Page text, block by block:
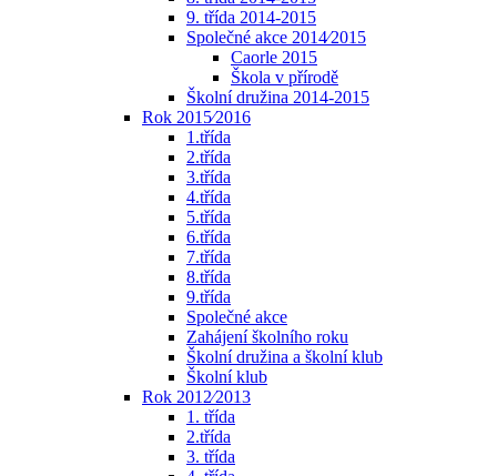
9. třída 2014-2015
Společné akce 2014⁄2015
Caorle 2015
Škola v přírodě
Školní družina 2014-2015
Rok 2015⁄2016
1.třída
2.třída
3.třída
4.třída
5.třída
6.třída
7.třída
8.třída
9.třída
Společné akce
Zahájení školního roku
Školní družina a školní klub
Školní klub
Rok 2012⁄2013
1. třída
2.třída
3. třída